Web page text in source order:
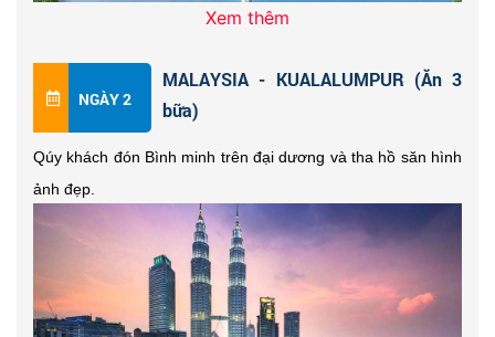
Xe và HDV địa phương đón đoàn tham quan & đến bến
tàu chụp hình lưu niệm và làm thủ tục check in lên
du thuyền
5SAO.
Quý khách Ăn trưa Buffet trên du thuyền và nhận
phòng nghỉ ngơi.
Xem thêm
NGÀY 2
MALAYSIA - KUALALUMPUR (Ăn 3
bữa)
Qúy khách đón Bình minh trên đại dương và tha hồ săn hình
ảnh đẹp.